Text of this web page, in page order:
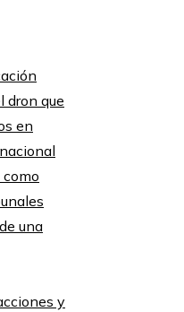
dron que
en
y